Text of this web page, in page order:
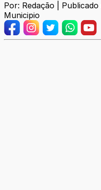
Por: Redação |
Municipio